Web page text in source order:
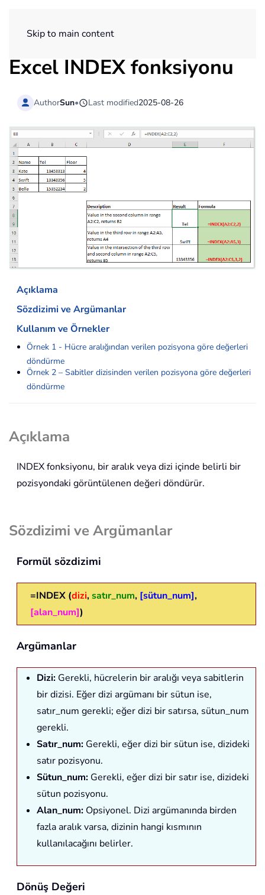
Skip to main content
Excel INDEXfonksiyonu
AuthorSun• Last modified2025-08-26
Açıklama
Sözdizimi ve Argümanlar
Kullanım ve Örnekler
Örnek 1 - Hücre aralığından verilen pozisyona göre değerleri
döndürme
Örnek 2 – Sabitler dizisinden verilen pozisyona göre değerleri
döndürme
Açıklama
INDEXfonksiyonu, bir aralık veya dizi içinde belirli bir
pozisyondaki görüntülenen değeri döndürür.
Sözdizimi ve Argümanlar
Formül sözdizimi
=INDEX (dizi,satır_num, [sütun_num],
[alan_num])
Argümanlar
Dizi: Gerekli, hücrelerin bir aralığı veya sabitlerin
bir dizisi. Eğer dizi argümanı bir sütun ise,
satır_num gerekli; eğer dizi bir satırsa, sütun_num
gerekli.
Satır_num: Gerekli, eğer dizi bir sütun ise, dizideki
satır pozisyonu.
Sütun_num: Gerekli, eğer dizi bir satır ise, dizideki
sütun pozisyonu.
Alan_num: Opsiyonel. Dizi argümanında birden
fazla aralık varsa, dizinin hangi kısmının
kullanılacağını belirler.
Dönüş Değeri